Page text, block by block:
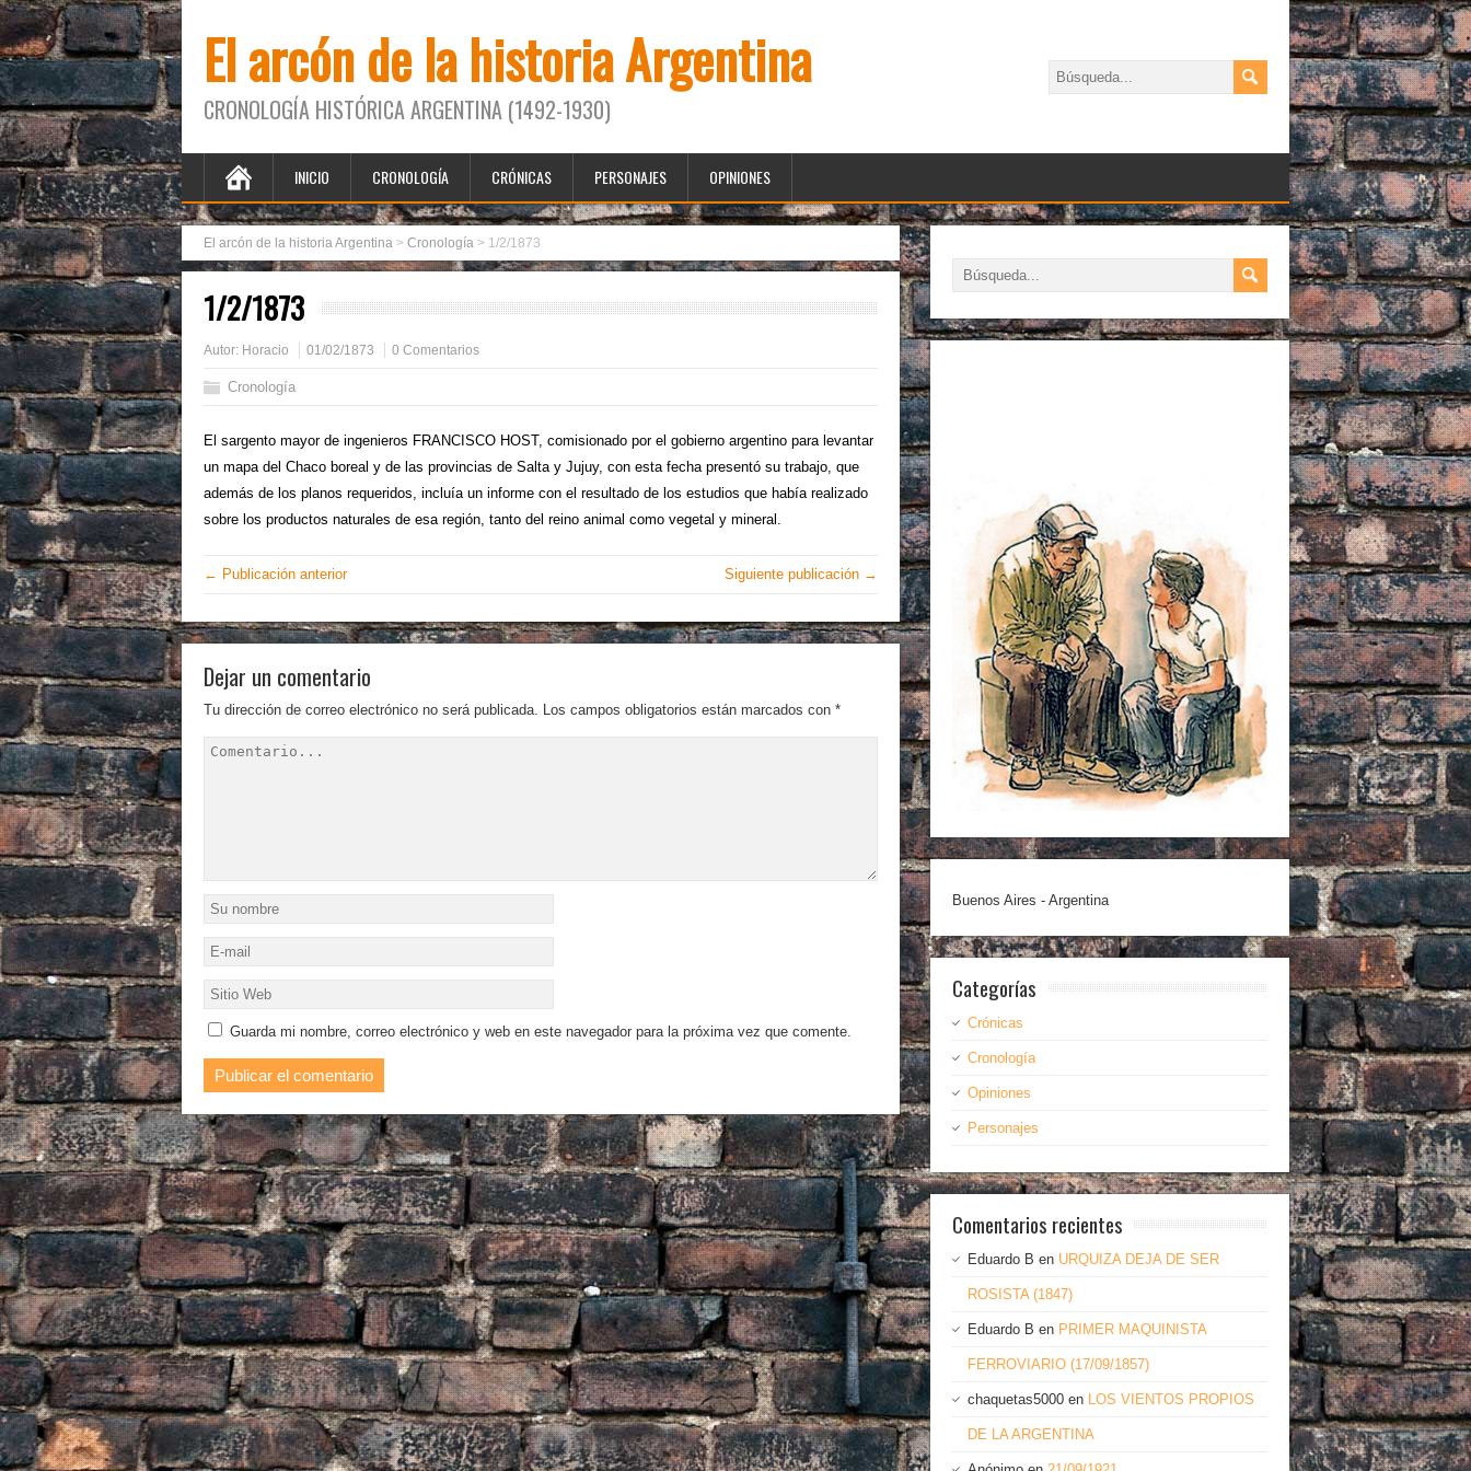
El arcón de la historia Argentina
CRONOLOGÍA HISTÓRICA ARGENTINA (1492-1930)
INICIO CRONOLOGÍA CRÓNICAS PERSONAJES OPINIONES
El arcón de la historia Argentina > Cronología > 1/2/1873
1/2/1873
Autor: Horacio 01/02/1873 0 Comentarios
Cronología
El sargento mayor de ingenieros FRANCISCO HOST, comisionado por el gobierno argentino para levantar
un mapa del Chaco boreal y de las provincias de Salta y Jujuy, con esta fecha presentó su trabajo, que
además de los planos requeridos, incluía un informe con el resultado de los estudios que había realizado
sobre los productos naturales de esa región, tanto del reino animal como vegetal y mineral.
← Publicación anterior Siguiente publicación →
Dejar un comentario
Tu dirección de correo electrónico no será publicada. Los campos obligatorios están marcados con *
Guarda mi nombre, correo electrónico y web en este navegador para la próxima vez que comente.
Buenos Aires - Argentina
Categorías
Crónicas
Cronología
Opiniones
Personajes
Comentarios recientes
Eduardo B en URQUIZA DEJA DE SER
ROSISTA (1847)
Eduardo B en PRIMER MAQUINISTA
FERROVIARIO (17/09/1857)
chaquetas5000 en LOS VIENTOS PROPIOS
DE LA ARGENTINA